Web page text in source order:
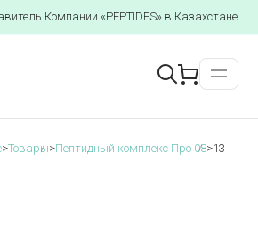
Компании «PEPTIDES» в Казахстане
>Товары>Пептидный комплекс Про 08>13